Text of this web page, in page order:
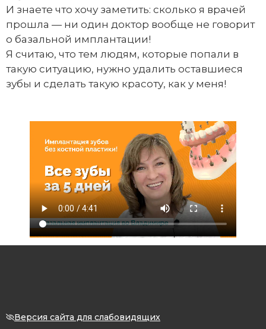
И знаете что хочу заметить: сколько я врачей
прошла — ни один доктор вообще не говорит
о базальной имплантации!
Я считаю, что тем людям, которые попали в
такую ситуацию, нужно удалить оставшиеся
зубы и сделать такую красоту, как у меня!
Версия сайта для слабовидящих